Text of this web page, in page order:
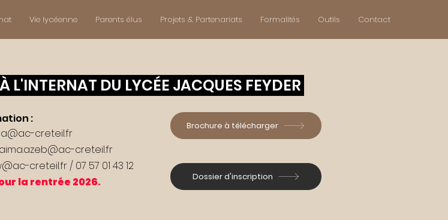
Vie lycéenne Parents élus Projets & Partenariats Formalités Outils Contact
L'INTERNAT DU LYCÉE JACQUES FEYDER
:
creteil.fr
creteil.fr
creteil.fr / 07 57 01 43 12
la rentrée 2026.
Brochure à télécharger
Dossier d'inscription